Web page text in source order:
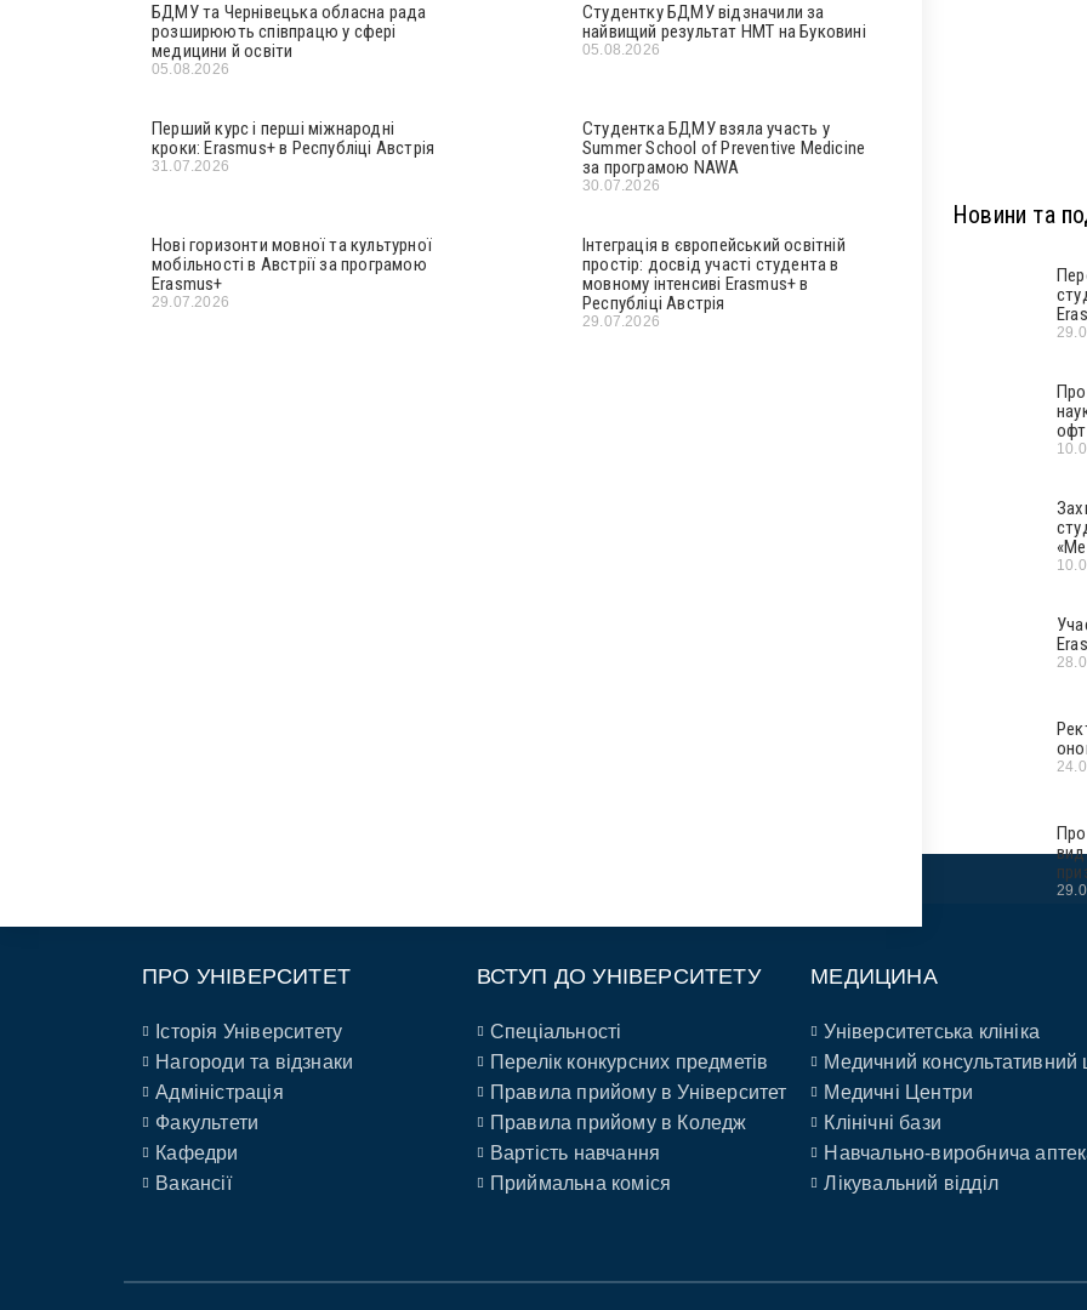
БДМУ та Чернівецька обласна рада
розширюють співпрацю у сфері
медицини й освіти
05.08.2026
Студентку БДМУ відзначили за
найвищий результат НМТ на Буковині
05.08.2026
Перший курс і перші міжнародні
кроки: Erasmus+ в Республіці Австрія
31.07.2026
Студентка БДМУ взяла участь у
Summer School of Preventive Medicine
за програмою NAWA
30.07.2026
Нові горизонти мовної та культурної
мобільності в Австрії за програмою
Erasmus+
29.07.2026
Інтеграція в європейський освітній
простір: досвід участі студента в
мовному інтенсиві Erasmus+ в
Республіці Австрія
29.07.2026
Новини та
ПРО УНІВЕРСИТЕТ
Історія Університету
Нагороди та відзнаки
Адміністрація
Факультети
Кафедри
Вакансії
ВСТУП ДО УНІВЕРСИТЕТУ
Спеціальності
Перелік конкурсних предметів
Правила прийому в Університет
Правила прийому в Коледж
Вартість навчання
Приймальна коміся
МЕДИЦИНА
Університетська клініка
Медичний консультативний
Медичні Центри
Клінічні бази
Навчально-виробнича
Лікувальний відділ